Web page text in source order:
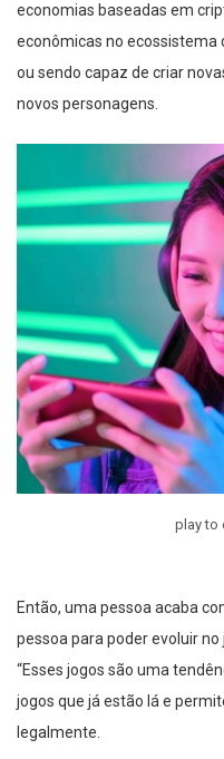
economias baseadas em
econômicas no ecossistema
ou sendo capaz de criar
novos personagens.
play to
Então, uma pessoa acaba
pessoa para poder evoluir no
“Esses jogos são uma
jogos que já estão lá e
legalmente.